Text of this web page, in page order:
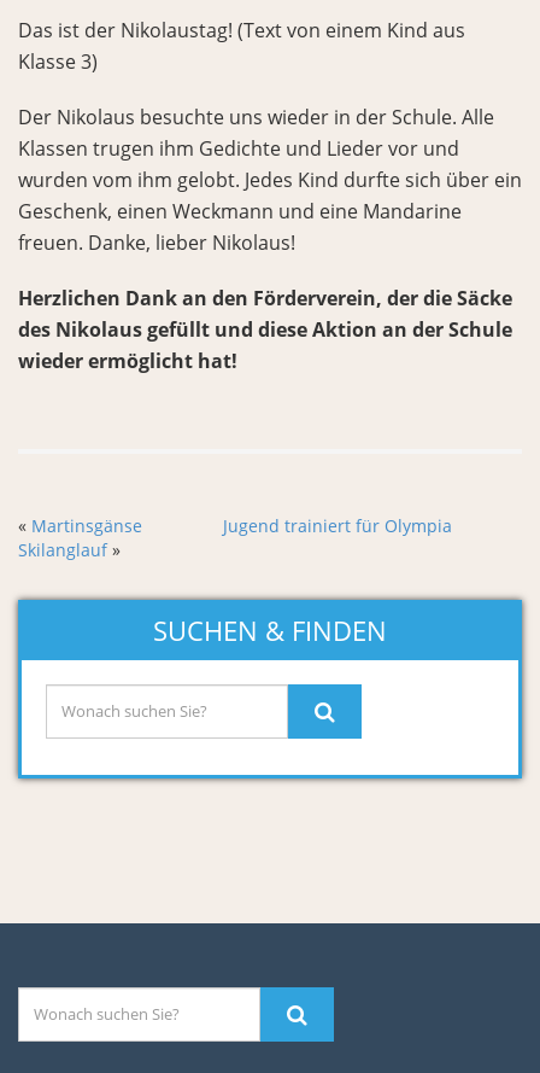
Das ist der Nikolaustag! (Text von einem Kind aus
Klasse 3)
Der Nikolaus besuchte uns wieder in der Schule. Alle
Klassen trugen ihm Gedichte und Lieder vor und
wurden vom ihm gelobt. Jedes Kind durfte sich über ein
Geschenk, einen Weckmann und eine Mandarine
freuen. Danke, lieber Nikolaus!
Herzlichen Dank an den Förderverein, der die Säcke
des Nikolaus gefüllt und diese Aktion an der Schule
wieder ermöglicht hat!
« Martinsgänse
Jugend trainiert für Olympia
Skilanglauf»
SUCHEN & FINDEN